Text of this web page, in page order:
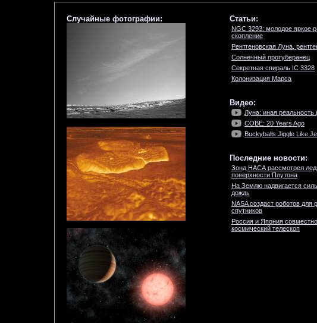
Случайные фотографии: Статьи:
NGC 3293: молодое яркое
скопление
Рентгеновская Луна,
Солнечный протуберанец
Секретная спираль IC 3328
Колонизация Марса
Видео:
Луна: иная реальность
COBE: 20 Years Ago
Buckyballs Jiggle Like
Последние новости:
Зонд НАСА рассмотрел
поверхности Плутона
На Землю надвигается
дождь
NASA создаст роботов для
спутников
Россия и Япония
космический телескоп